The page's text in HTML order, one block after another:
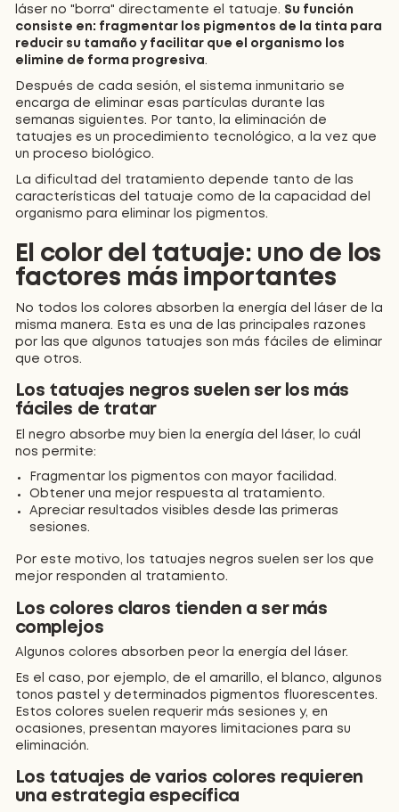
láser no "borra" directamente el tatuaje. Su función
consiste en: fragmentar los pigmentos de la tinta para
reducir su tamaño y facilitar que el organismo los
elimine de forma progresiva.
Después de cada sesión, el sistema inmunitario se
encarga de eliminar esas partículas durante las
semanas siguientes. Por tanto, la eliminación de
tatuajes es un procedimiento tecnológico, a la vez que
un proceso biológico.
La dificultad del tratamiento depende tanto de las
características del tatuaje como de la capacidad del
organismo para eliminar los pigmentos.
El color del tatuaje: uno de los
factores más importantes
No todos los colores absorben la energía del láser de la
misma manera. Esta es una de las principales razones
por las que algunos tatuajes son más fáciles de eliminar
que otros.
Los tatuajes negros suelen ser los más
fáciles de tratar
El negro absorbe muy bien la energía del láser, lo cuál
nos permite:
Fragmentar los pigmentos con mayor facilidad.
Obtener una mejor respuesta al tratamiento.
Apreciar resultados visibles desde las primeras
sesiones.
Por este motivo, los tatuajes negros suelen ser los que
mejor responden al tratamiento.
Los colores claros tienden a ser más
complejos
Algunos colores absorben peor la energía del láser.
Es el caso, por ejemplo, de el amarillo, el blanco, algunos
tonos pastel y determinados pigmentos fluorescentes.
Estos colores suelen requerir más sesiones y, en
ocasiones, presentan mayores limitaciones para su
eliminación.
Los tatuajes de varios colores requieren
una estrategia específica